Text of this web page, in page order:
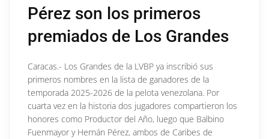
Pérez son los primeros
premiados de Los Grandes
Caracas.- Los Grandes de la LVBP ya inscribió sus
primeros nombres en la lista de ganadores de la
temporada 2025-2026 de la pelota venezolana. Por
cuarta vez en la historia dos jugadores compartieron los
honores como Productor del Año, luego que Balbino
Fuenmayor y Hernán Pérez, ambos de Caribes de